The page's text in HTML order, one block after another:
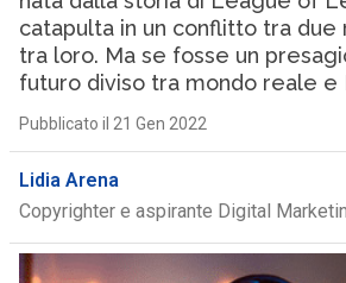
catapulta in un conflitto tra
tra loro. Ma se fosse un
futuro diviso tra mondo reale e
Pubblicato il 21 Gen 2022
Lidia Arena
Copyrighter e aspirante Digital